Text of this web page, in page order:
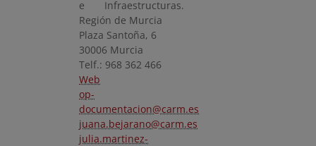
e Infraestructuras.
Región de Murcia
Plaza Santoña, 6
30006 Murcia
Telf.: 968 362 466
Web
op-
documentacion@carm.es
juana.bejarano@carm.es
julia.martinez-